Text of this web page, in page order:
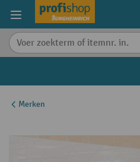
content
Merken